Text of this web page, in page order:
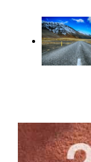
Self
enlightenment
Charging
time